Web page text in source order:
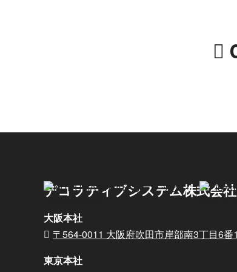
デコラティブシステム株式会社
大阪本社
〒564-0011 大阪府吹田市岸部南3丁目6番
東京本社